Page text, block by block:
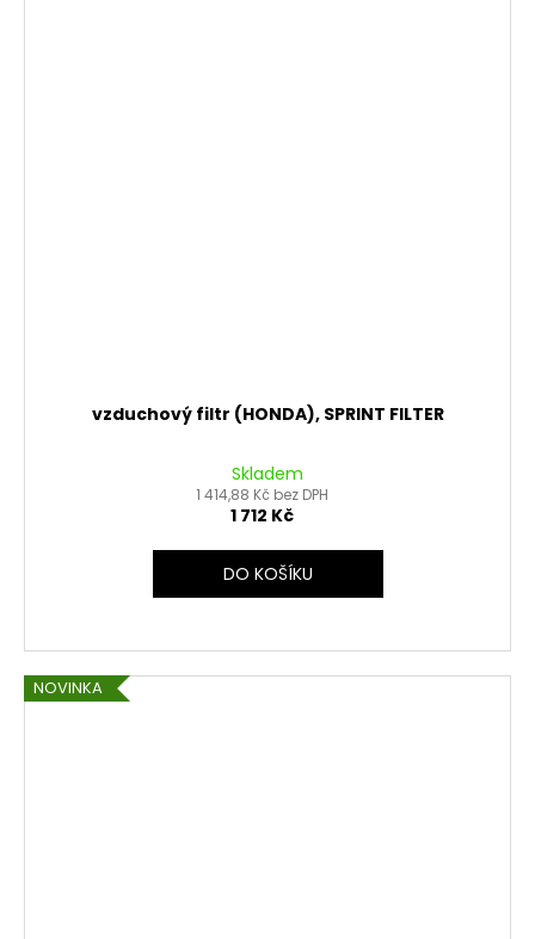
vzduchový filtr (HONDA), SPRINT FILTER
Skladem
1 414,88 Kč bez DPH
1 712 Kč
DO KOŠÍKU
NOVINKA